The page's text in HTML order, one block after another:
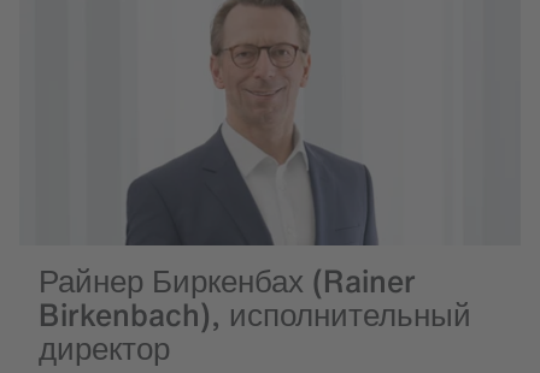
Райнер Биркенбах (Rainer
Birkenbach), исполнительный
директор